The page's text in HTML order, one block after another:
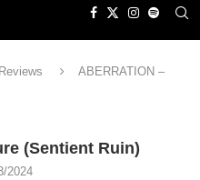
ABERRATION –
(Sentient Ruin)
2024